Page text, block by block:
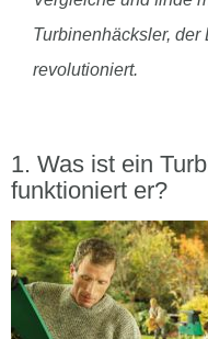
Turbinenhäcksler, der
revolutioniert.
Was ist ein
funktioniert er?